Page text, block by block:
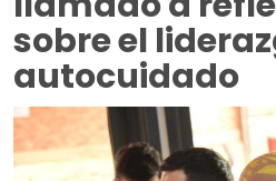
sobre el
autocuidado